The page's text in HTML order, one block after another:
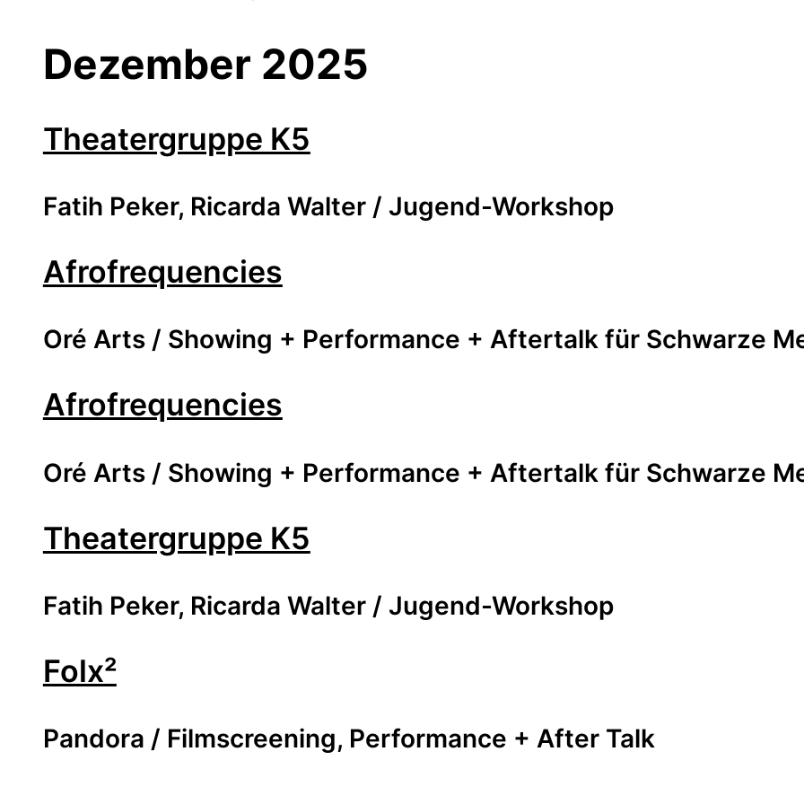
Dezember 2025
Theatergruppe K5
Fatih Peker, Ricarda Walter / Jugend-Workshop
Afrofrequencies
Oré Arts / Showing + Performance + Aftertalk für Schwarze
Afrofrequencies
Oré Arts / Showing + Performance + Aftertalk für Schwarze
Theatergruppe K5
Fatih Peker, Ricarda Walter / Jugend-Workshop
Folx²
Pandora / Filmscreening, Performance + After Talk